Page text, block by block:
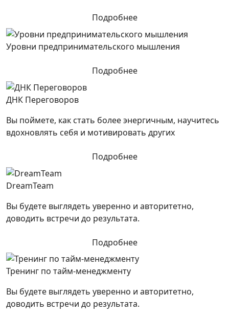
Подробнее
Уровни предпринимательского мышления
Подробнее
ДНК Переговоров
Вы поймете, как стать более энергичным, научитесь
вдохновлять себя и мотивировать других
Подробнее
DreamTeam
Вы будете выглядеть уверенно и авторитетно,
доводить встречи до результата.
Подробнее
Тренинг по тайм-менеджменту
Вы будете выглядеть уверенно и авторитетно,
доводить встречи до результата.